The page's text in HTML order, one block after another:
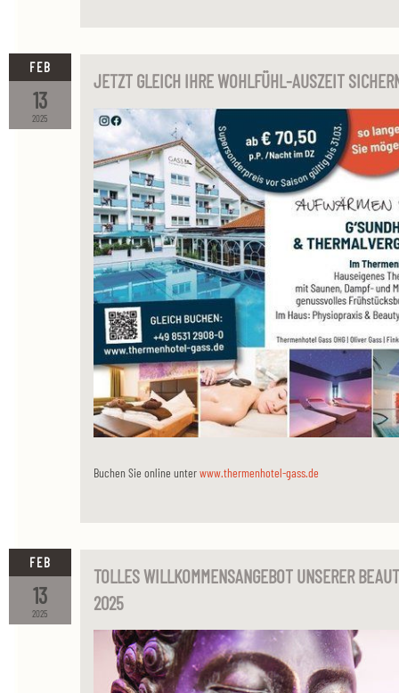
2025
13
FEB
JETZT GLEICH IHRE WOHLFÜHL-AUSZEIT
Buchen Sie online unterwww.thermenhotel-gass.de
2025
13
FEB
TOLLES WILLKOMMENSANGEBOT UNSERER
2025